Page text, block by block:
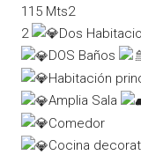
115 Mts2
2
Dos
DOS Baños
Habitación
Amplia Sala
Comedor
Cocina